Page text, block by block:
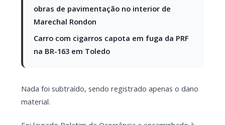
na BR-163 em Toledo
Nada foi subtraído, sendo registrado apenas o dano
Polícia Civil.